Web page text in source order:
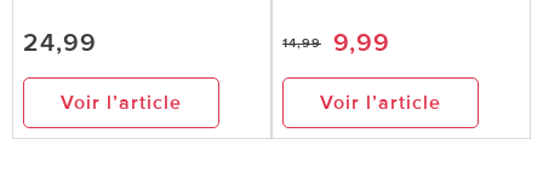
24,99
Voir l’article
14,99 9,99
Voir l’article